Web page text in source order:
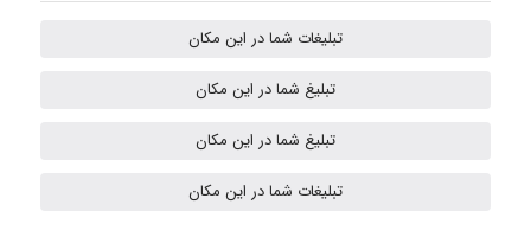
تبلیغات شما در این مکان
تبلیغ شما در این مکان
تبلیغ شما در این مکان
تبلیغات شما در این مکان